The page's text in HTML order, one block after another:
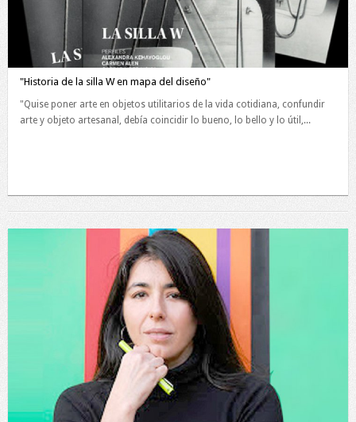
"Historia de la silla W en mapa del diseño"
"Quise poner arte en objetos utilitarios de la vida cotidiana, confundir
arte y objeto artesanal, debía coincidir lo bueno, lo bello y lo útil,...